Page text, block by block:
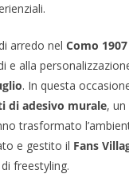
arredo nel Como
e alla
. In questa
di adesivo murale,
trasformato
e gestito il Fans
freestyling.